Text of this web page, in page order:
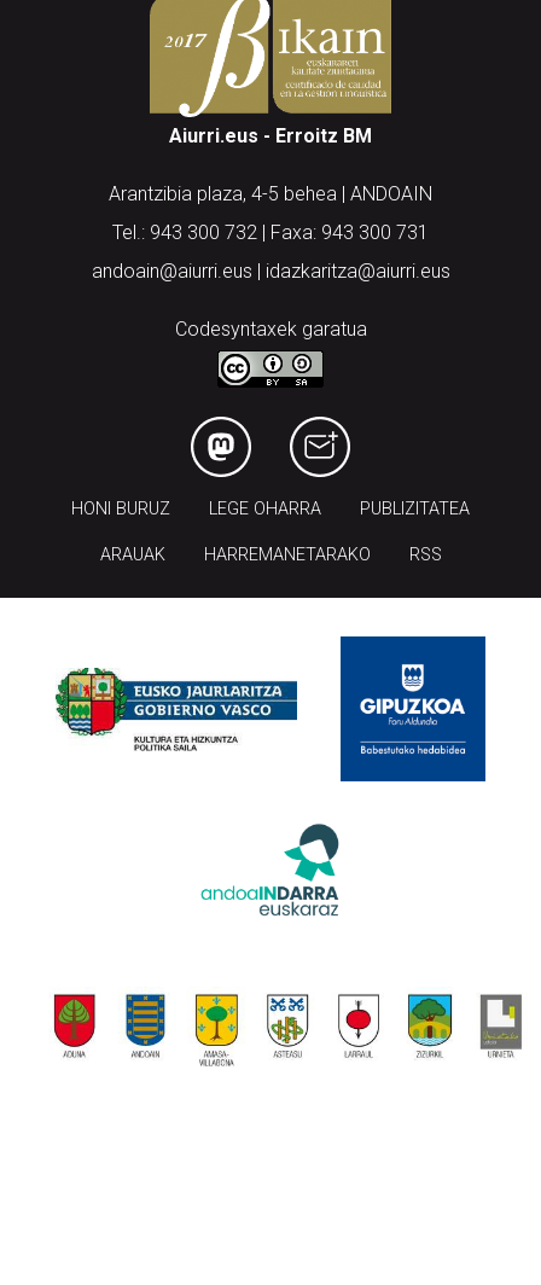
Aiurri.eus - Erroitz BM
Arantzibia plaza, 4-5 behea | ANDOAIN
Tel.: 943 300 732 | Faxa: 943 300 731
andoain@aiurri.eus | idazkaritza@aiurri.eus
Codesyntaxek garatua
HONI BURUZ LEGE OHARRA PUBLIZITATEA
ARAUAK HARREMANETARAKO RSS